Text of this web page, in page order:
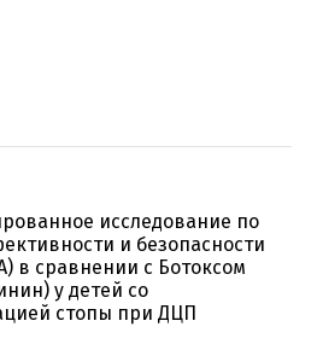
исследование по
и безопасности
в сравнении с Ботоксом
у детей со
стопы при ДЦП